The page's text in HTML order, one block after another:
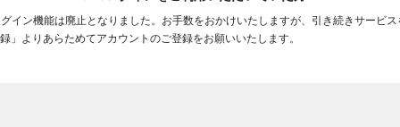
イン機能は廃止となりました。お手数をおかけいたしますが、引き続きサービス
」よりあらためてアカウントのご登録をお願いいたします。